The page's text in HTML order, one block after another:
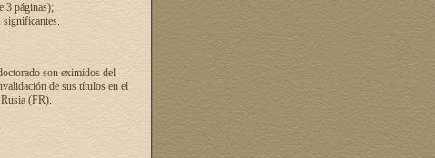
3 páginas);
significantes.
son eximidos del
de sus títulos en el
(FR).